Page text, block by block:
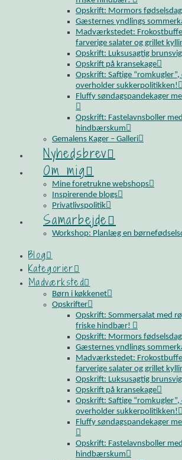
Opskrift: Mormors
Gæsternes yndlings
Madværkstedet:
farverige salater og grillet
Opskrift: Luksusagtig
Opskrift på kransekage
Opskrift: Saftige “romkugler”,
overholder sukkerpolitikken!
Fluffy søndagspandekager
Opskrift: Fastelavnsboller med
hindbærskum
Gemalens Kager – Galleri
Nyhedsbrev
Om mig
Mine foretrukne webshops
Inspirerende blogs
Privatlivspolitik
Samarbejde
Workshop: Planlæg en
Blog
Kategorier
Madværksted
Børn i køkkenet
Opskrifter
Opskrift: Sommersalat med
friske hindbær!
Opskrift: Mormors
Gæsternes yndlings
Madværkstedet:
farverige salater og grillet
Opskrift: Luksusagtig
Opskrift på kransekage
Opskrift: Saftige “romkugler”,
overholder sukkerpolitikken!
Fluffy søndagspandekager
Opskrift: Fastelavnsboller med
hindbærskum